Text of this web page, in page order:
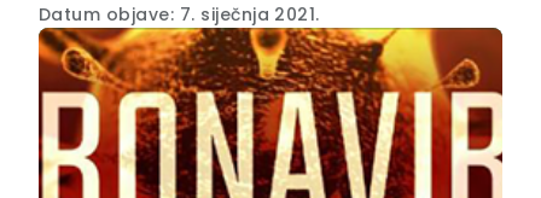
Datum objave: 7. siječnja 2021.